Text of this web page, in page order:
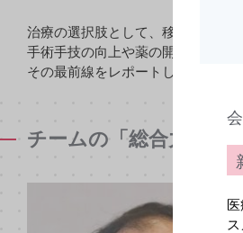
治療の選択肢として、移植医療は
手術手技の向上や薬の開発のみな
その最前線をレポートします。
チームの「総合力」で